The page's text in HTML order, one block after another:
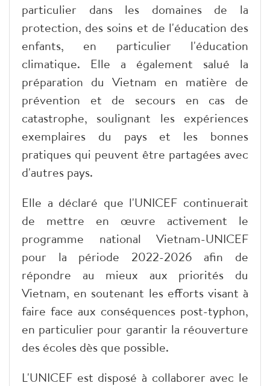
particulier dans les domaines de la
protection, des soins et de l'éducation des
enfants, en particulier l'éducation
climatique. Elle a également salué la
préparation du Vietnam en matière de
prévention et de secours en cas de
catastrophe, soulignant les expériences
exemplaires du pays et les bonnes
pratiques qui peuvent être partagées avec
d'autres pays.
Elle a déclaré que l'UNICEF continuerait
de mettre en œuvre activement le
programme national Vietnam-UNICEF
pour la période 2022-2026 afin de
répondre au mieux aux priorités du
Vietnam, en soutenant les efforts visant à
faire face aux conséquences post-typhon,
en particulier pour garantir la réouverture
des écoles dès que possible.
L'UNICEF est disposé à collaborer avec le